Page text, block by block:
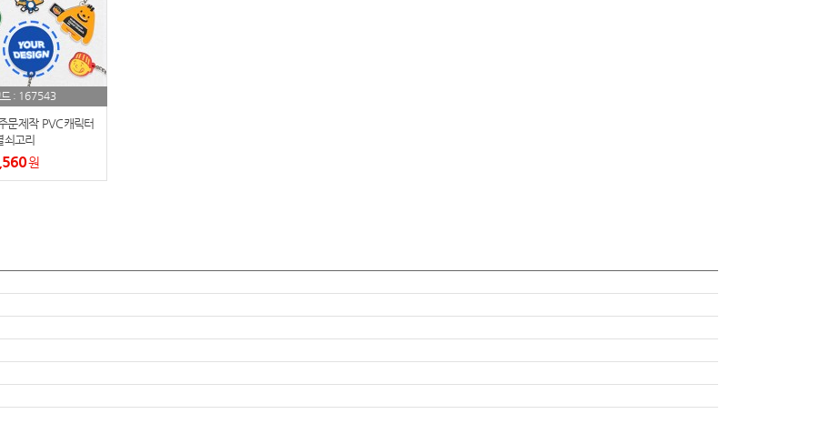
11 usb
12 보조배터리
13 송월타올
14 에코백
15
18 노트
물티슈
: 167543
문제작 PVC캐릭터
쇠고리
원